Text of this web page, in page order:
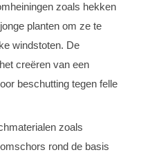
zoals hekken
planten om ze te
windstoten. De
creëren van een
beschutting tegen felle
zoals
rond de basis